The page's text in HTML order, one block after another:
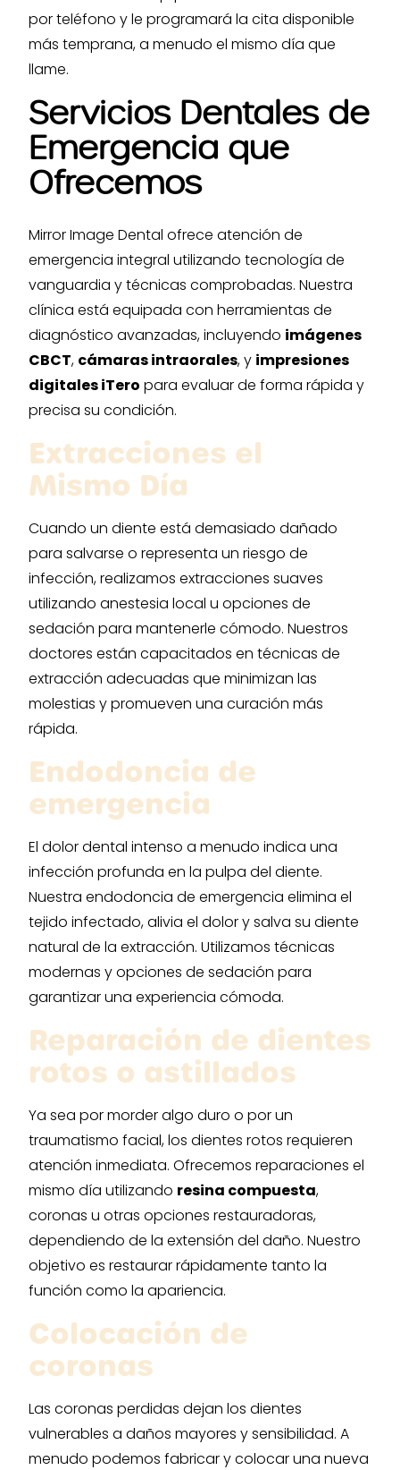
por teléfono y le programará la cita disponible
más temprana, a menudo el mismo día que
llame.
Servicios Dentales de
Emergencia que
Ofrecemos
Mirror Image Dental ofrece atención de
emergencia integral utilizando tecnología de
vanguardia y técnicas comprobadas. Nuestra
clínica está equipada con herramientas de
diagnóstico avanzadas, incluyendo imágenes
CBCT, cámaras intraorales, y impresiones
digitales iTero para evaluar de forma rápida y
precisa su condición.
Extracciones el
Mismo Día
Cuando un diente está demasiado dañado
para salvarse o representa un riesgo de
infección, realizamos extracciones suaves
utilizando anestesia local u opciones de
sedación para mantenerle cómodo. Nuestros
doctores están capacitados en técnicas de
extracción adecuadas que minimizan las
molestias y promueven una curación más
rápida.
Endodoncia de
emergencia
El dolor dental intenso a menudo indica una
infección profunda en la pulpa del diente.
Nuestra endodoncia de emergencia elimina el
tejido infectado, alivia el dolor y salva su diente
natural de la extracción. Utilizamos técnicas
modernas y opciones de sedación para
garantizar una experiencia cómoda.
Reparación de dientes
rotos o astillados
Ya sea por morder algo duro o por un
traumatismo facial, los dientes rotos requieren
atención inmediata. Ofrecemos reparaciones el
mismo día utilizando resina compuesta,
coronas u otras opciones restauradoras,
dependiendo de la extensión del daño. Nuestro
objetivo es restaurar rápidamente tanto la
función como la apariencia.
Colocación de
coronas
Las coronas perdidas dejan los dientes
vulnerables a daños mayores y sensibilidad. A
menudo podemos fabricar y colocar una nueva